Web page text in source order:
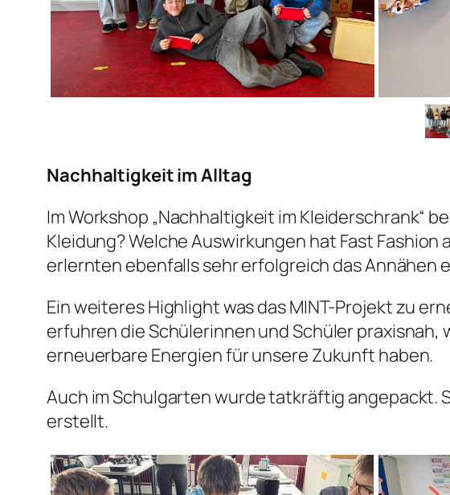
Nachhaltigkeit im Alltag
Im Workshop „Nachhaltigkeit im Kleiderschrank“
Kleidung? Welche Auswirkungen hat Fast
erlernten ebenfalls sehr erfolgreich das Annähen
Ein weiteres Highlight was das MINT-Projekt zu
erfuhren die Schülerinnen und Schüler
erneuerbare Energien für unsere Zukunft haben.
Auch im Schulgarten wurde tatkräftig
erstellt.